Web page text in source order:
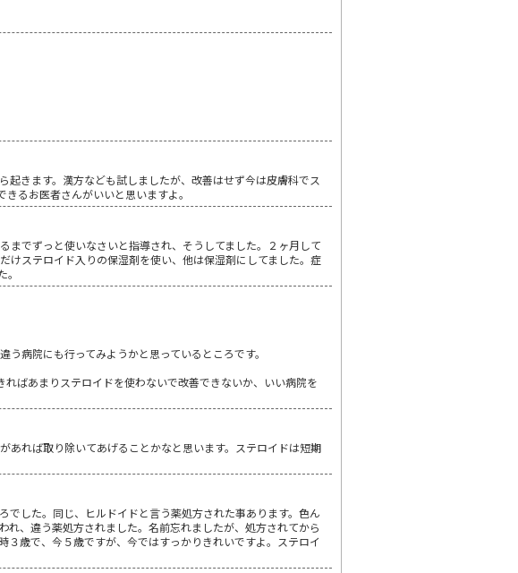
きます。漢方なども試しましたが、改善はせず今は皮膚科でス
るお医者さんがいいと思いますよ。
までずっと使いなさいと指導され、そうしてました。２ヶ月して
けステロイド入りの保湿剤を使い、他は保湿剤にしてました。症
病院にも行ってみようかと思っているところです。
ばあまりステロイドを使わないで改善できないか、いい病院を
あれば取り除いてあげることかなと思います。ステロイドは短期
した。同じ、ヒルドイドと言う薬処方された事あります。色ん
、違う薬処方されました。名前忘れましたが、処方されてから
歳で、今５歳ですが、今ではすっかりきれいですよ。ステロイ